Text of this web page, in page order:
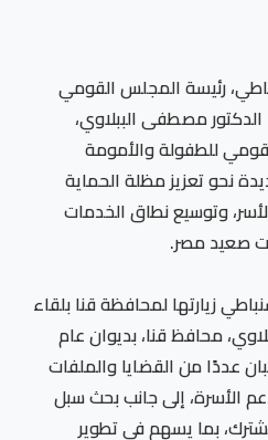
رئيسة المجلس القومي
الدكتور مصطفى الببلاوي،
للطفولة والأمومة
نحو تعزيز مظلة الحماية
وتوسيع نطاق الخدمات
صعيد مصر.
زيارتها لمحافظة قنا بلقاء
محافظ قنا، بديوان عام
عددًا من القضايا والملفات
الأسرة، إلى جانب بحث سبل
بما يسهم في تطوير